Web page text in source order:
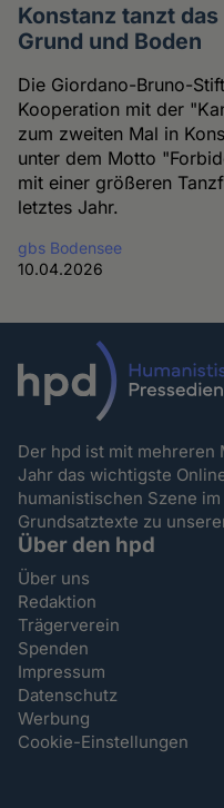
Konstanz tanzt
Grund und Boden
Die Giordano-Bruno-
Kooperation mit der
zum zweiten Mal in
unter dem Motto
mit einer größeren
letztes Jahr.
gbs Bodensee
10.04.2026
Der hpd ist mit
Jahr das wichtigste
humanistischen Szene
Grundsatztexte zu
Über den hpd
Über uns
Redaktion
Trägerverein
Spenden
Impressum
Datenschutz
Werbung
Cookie-Einstellungen